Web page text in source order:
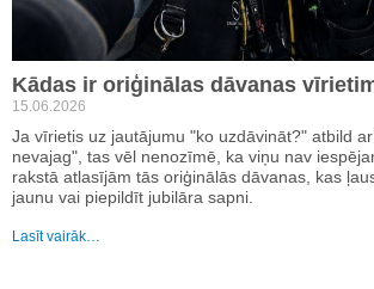
Kādas ir oriģinālas dāvanas
15.06.2026
Ja vīrietis uz jautājumu "ko uzdāvināt?" atbild
nevajag", tas vēl nenozīmē, ka viņu nav
rakstā atlasījām tās oriģinālās dāvanas, kas
jaunu vai piepildīt jubilāra sapni.
Lasīt vairāk…